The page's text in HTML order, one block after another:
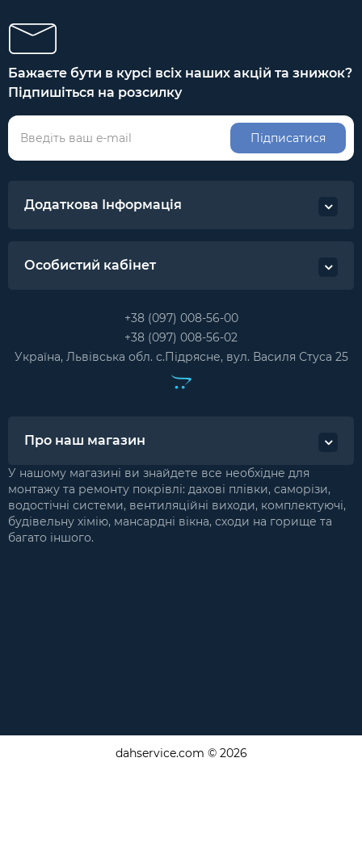
Бажаєте бути в курсі всіх наших акцій та знижок?
Підпишіться на розсилку
Підписатися
Додаткова Інформація
Особистий кабінет
+38 (097) 008-56-00
+38 (097) 008-56-02
Україна, Львівська обл. с.Підрясне, вул. Василя Стуса 25
Про наш магазин
У нашому магазині ви знайдете все необхідне для
монтажу та ремонту покрівлі: дахові плівки, саморізи,
водостічні системи, вентиляційні виходи, комплектуючі,
будівельну хімію, мансардні вікна, сходи на горище та
багато іншого.
dahservice.com © 2026